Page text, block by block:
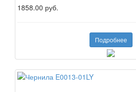
1858.00 руб.
Подробнее